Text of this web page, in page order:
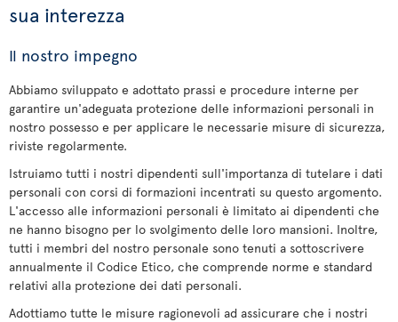
sua interezza
Il nostro impegno
Abbiamo sviluppato e adottato prassi e procedure interne per
garantire un'adeguata protezione delle informazioni personali in
nostro possesso e per applicare le necessarie misure di sicurezza,
riviste regolarmente.
Istruiamo tutti i nostri dipendenti sull'importanza di tutelare i dati
personali con corsi di formazioni incentrati su questo argomento.
L'accesso alle informazioni personali è limitato ai dipendenti che
ne hanno bisogno per lo svolgimento delle loro mansioni. Inoltre,
tutti i membri del nostro personale sono tenuti a sottoscrivere
annualmente il Codice Etico, che comprende norme e standard
relativi alla protezione dei dati personali.
Adottiamo tutte le misure ragionevoli ad assicurare che i nostri